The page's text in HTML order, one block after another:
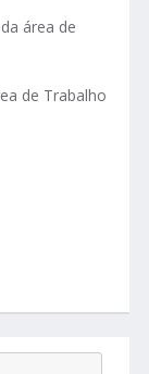
área de
de Trabalho